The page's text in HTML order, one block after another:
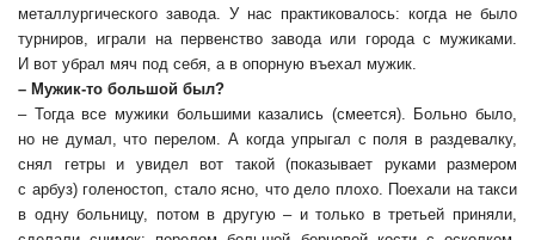
металлургического завода. У нас практиковалось: когда не было
турниров, играли на первенство завода или города с мужиками.
И вот убрал мяч под себя, а в опорную въехал мужик.
– Мужик-то большой был?
– Тогда все мужики большими казались (смеется). Больно было,
но не думал, что перелом. А когда упрыгал с поля в раздевалку,
снял гетры и увидел вот такой (показывает руками размером
с арбуз) голеностоп, стало ясно, что дело плохо. Поехали на такси
в одну больницу, потом в другую – и только в третьей приняли,